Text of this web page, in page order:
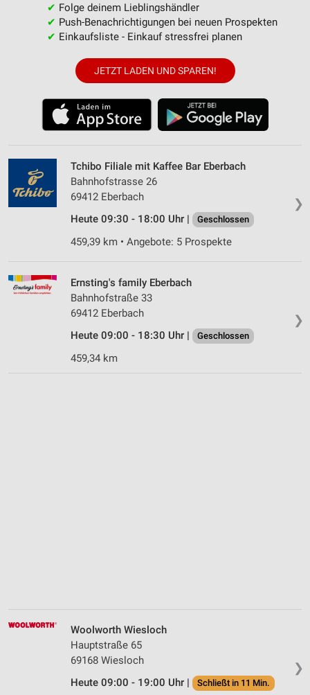
✔ Folge deinem Lieblingshändler
✔ Push-Benachrichtigungen bei neuen Prospekten
✔ Einkaufsliste - Einkauf stressfrei planen
JETZT LADEN UND SPAREN!
❯
Tchibo Filiale mit Kaffee Bar Eberbach
Bahnhofstrasse 26
69412 Eberbach
Heute 09:30 - 18:00 Uhr |
Geschlossen
459,39 km • Angebote: 5 Prospekte
❯
Ernsting's family Eberbach
Bahnhofstraße 33
69412 Eberbach
Heute 09:00 - 18:30 Uhr |
Geschlossen
459,34 km
❯
Woolworth Wiesloch
Hauptstraße 65
69168 Wiesloch
Heute 09:00 - 19:00 Uhr |
Schließt in 11 Min.